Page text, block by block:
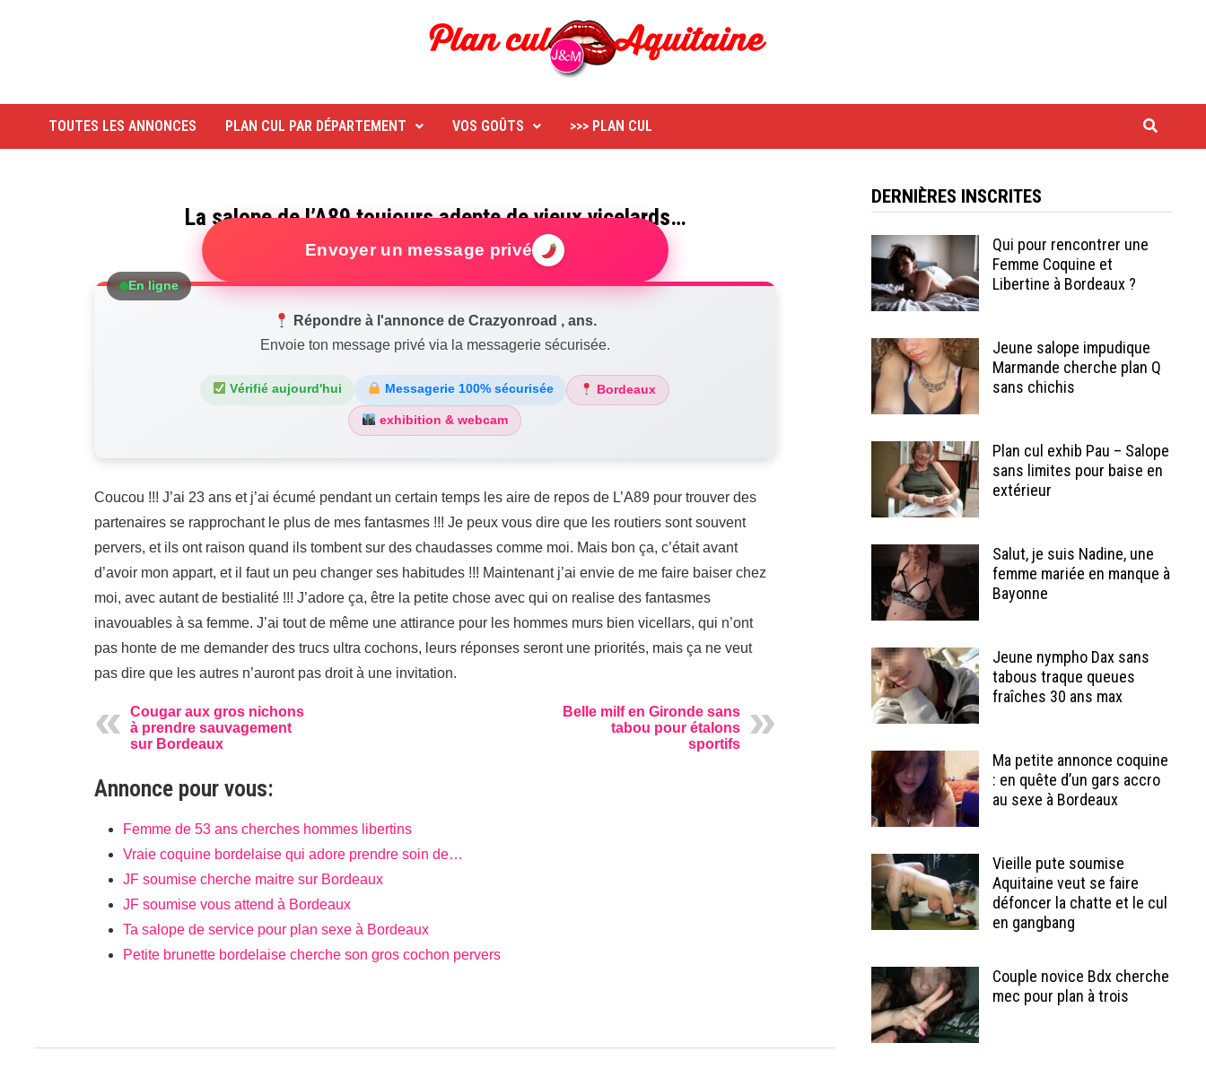
TOUTES LES ANNONCES PLAN CUL PAR DÉPARTEMENT VOS GOÛTS >>> PLAN CUL
La salope de l’A89 toujours adepte de vieux vicelards…
En ligne
Envoyer un message privé
Répondre à l'annonce de Crazyonroad , ans.
Envoie ton message privé via la messagerie sécurisée.
Vérifié aujourd'hui Messagerie 100% sécurisée Bordeaux
exhibition & webcam
Coucou !!! J’ai 23 ans et j’ai écumé pendant un certain temps les aire de repos de L’A89 pour trouver des
partenaires se rapprochant le plus de mes fantasmes !!! Je peux vous dire que les routiers sont souvent
pervers, et ils ont raison quand ils tombent sur des chaudasses comme moi. Mais bon ça, c’était avant
d’avoir mon appart, et il faut un peu changer ses habitudes !!! Maintenant j’ai envie de me faire baiser chez
moi, avec autant de bestialité !!! J’adore ça, être la petite chose avec qui on realise des fantasmes
inavouables à sa femme. J’ai tout de même une attirance pour les hommes murs bien vicellars, qui n’ont
pas honte de me demander des trucs ultra cochons, leurs réponses seront une priorités, mais ça ne veut
pas dire que les autres n’auront pas droit à une invitation.
Cougar aux gros nichons
à prendre sauvagement
sur Bordeaux
Belle milf en Gironde sans
tabou pour étalons
sportifs
Annonce pour vous:
Femme de 53 ans cherches hommes libertins
Vraie coquine bordelaise qui adore prendre soin de…
JF soumise cherche maitre sur Bordeaux
JF soumise vous attend à Bordeaux
Ta salope de service pour plan sexe à Bordeaux
Petite brunette bordelaise cherche son gros cochon pervers
DERNIÈRES INSCRITES
Qui pour rencontrer une
Femme Coquine et
Libertine à Bordeaux ?
Jeune salope impudique
Marmande cherche plan Q
sans chichis
Plan cul exhib Pau – Salope
sans limites pour baise en
extérieur
Salut, je suis Nadine, une
femme mariée en manque à
Bayonne
Jeune nympho Dax sans
tabous traque queues
fraîches 30 ans max
Ma petite annonce coquine
: en quête d’un gars accro
au sexe à Bordeaux
Vieille pute soumise
Aquitaine veut se faire
défoncer la chatte et le cul
en gangbang
Couple novice Bdx cherche
mec pour plan à trois